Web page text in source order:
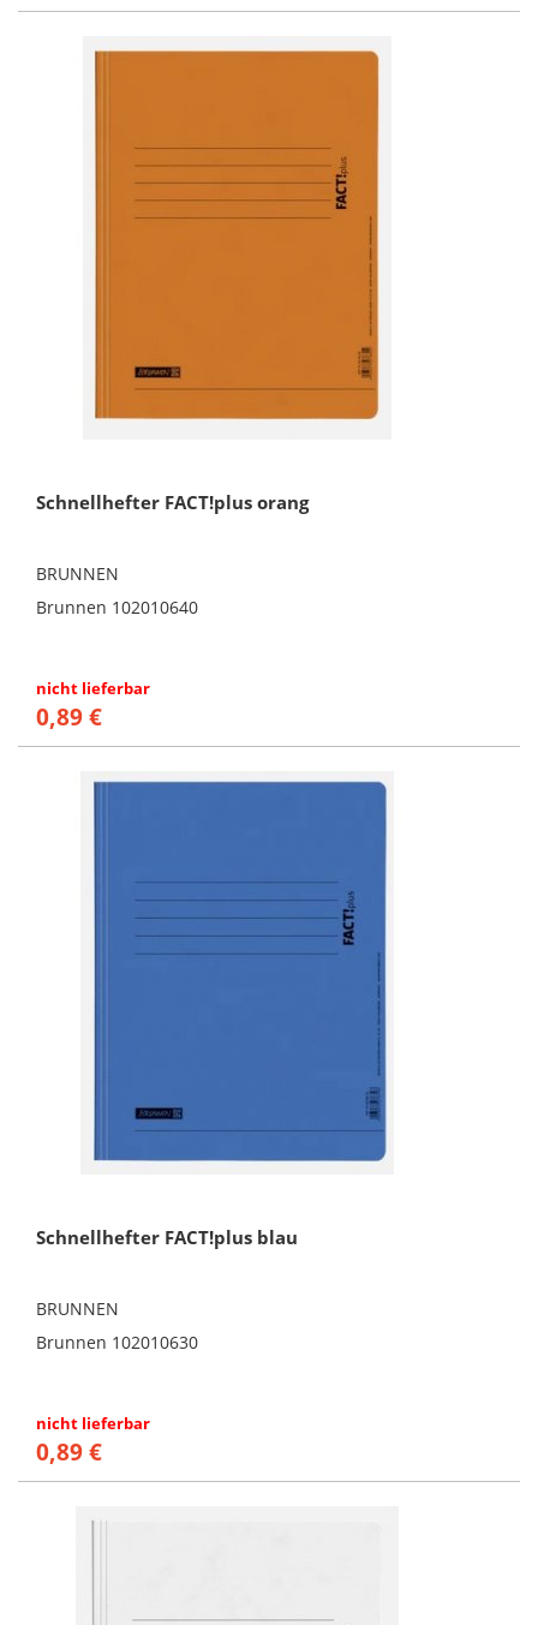
Schnellhefter FACT!plus orang
BRUNNEN
Brunnen 102010640
nicht lieferbar
0,89 €
Schnellhefter FACT!plus blau
BRUNNEN
Brunnen 102010630
nicht lieferbar
0,89 €